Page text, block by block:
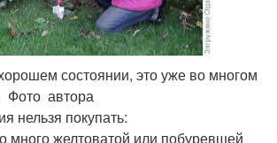
состоянии, это уже во многом
Фото автора
нельзя покупать:
много желтоватой или побуревшей